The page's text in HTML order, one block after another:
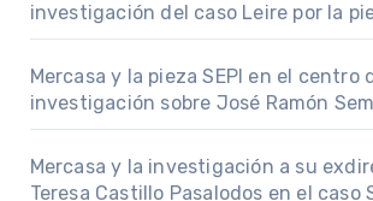
investigación del caso Leire por la
Mercasa y la pieza SEPI en el centro
investigación sobre José Ramón
Mercasa y la investigación a su
Teresa Castillo Pasalodos en el caso